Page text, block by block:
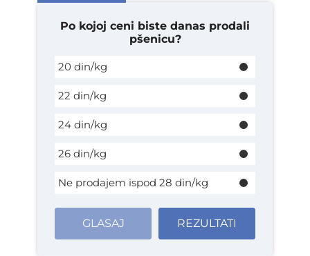
Po kojoj ceni biste danas prodali
pšenicu?
20 din/kg
22 din/kg
24 din/kg
26 din/kg
Ne prodajem ispod 28 din/kg
GLASAJ REZULTATI